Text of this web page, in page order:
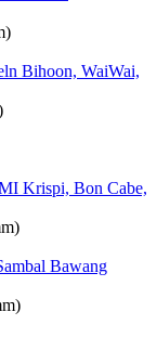
Bihoon, WaiWai,
Krispi, Bon Cabe,
Bawang